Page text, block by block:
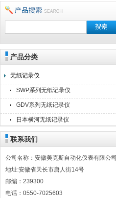
安徽美克斯自动化仪表有限公司
产品分类
无纸记录仪
SWP系列无纸记录仪
GDV系列无纸记录仪
日本横河无纸记录仪
联系我们
公司名称：安徽美克斯自动化仪表有限公司
地址:安徽省天长市唐人街14号
邮编：239300
电话：0550-7025603